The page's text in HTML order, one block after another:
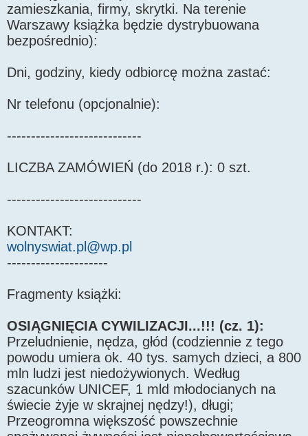
zamieszkania, firmy, skrytki. Na terenie
Warszawy książka będzie dystrybuowana
bezpośrednio):
Dni, godziny, kiedy odbiorcę można zastać:
Nr telefonu (opcjonalnie):
----------------------------
LICZBA ZAMÓWIEŃ (do 2018 r.): 0 szt.
----------------------------
KONTAKT:
wolnyswiat.pl@wp.pl
---------------------
Fragmenty książki:
OSIĄGNIĘCIA CYWILIZACJI...!!! (cz. 1):
Przeludnienie, nędza, głód (codziennie z tego
powodu umiera ok. 40 tys. samych dzieci, a 800
mln ludzi jest niedożywionych. Według
szacunków UNICEF, 1 mld młodocianych na
świecie żyje w skrajnej nędzy!), długi;
Przeogromna większość powszechnie